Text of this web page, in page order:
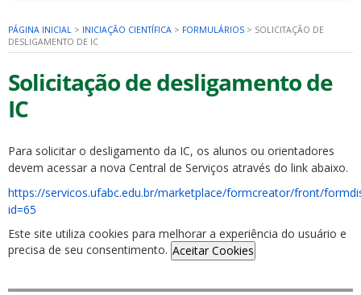
PÁGINA INICIAL > INICIAÇÃO CIENTÍFICA > FORMULÁRIOS > SOLICITAÇÃO DE
DESLIGAMENTO DE IC
Solicitação de desligamento de
IC
Para solicitar o desligamento da IC, os alunos ou orientadores
devem acessar a nova Central de Serviços através do link abaixo.
https://servicos.ufabc.edu.br/marketplace/formcreator/front/
id=65
Este site utiliza cookies para melhorar a experiência do usuário e
precisa de seu consentimento. Aceitar Cookies